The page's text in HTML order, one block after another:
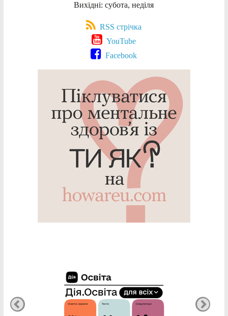
Вихідні: субота, неділя
RSS стрічка
YouTube
Facebook